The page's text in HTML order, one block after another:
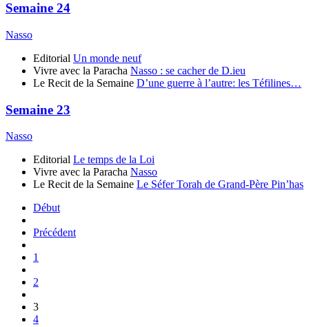
Semaine 24
Nasso
Editorial Un monde neuf
Vivre avec la Paracha Nasso : se cacher de D.ieu
Le Recit de la Semaine D’une guerre à l’autre: les Téfilines…
Semaine 23
Nasso
Editorial Le temps de la Loi
Vivre avec la Paracha Nasso
Le Recit de la Semaine Le Séfer Torah de Grand-Père Pin’has
Début
Précédent
1
2
3
4